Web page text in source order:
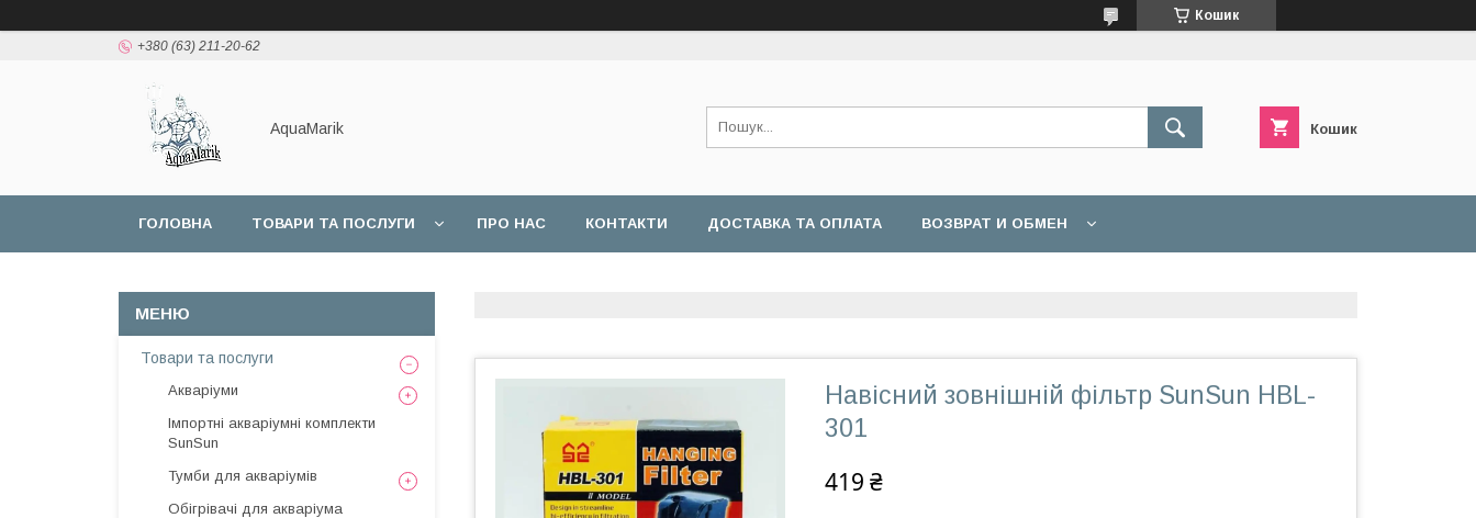
Кошик
+380 (63) 211-20-62
AquaMarik Кошик
ГОЛОВНА ТОВАРИ ТА ПОСЛУГИ ПРО НАС КОНТАКТИ ДОСТАВКА ТА ОПЛАТА ВОЗВРАТ И ОБМЕН
Навісний зовнішній фільтр SunSun HBL-
301
419 ₴
Товари та послуги
Акваріуми
Імпортні акваріумні комплекти
SunSun
Тумби для акваріумів
Обігрівачі для акваріума